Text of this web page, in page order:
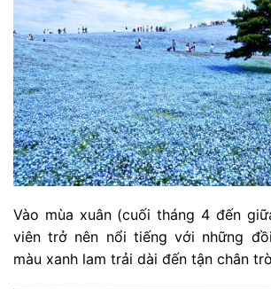
Vào mùa xuân (cuối tháng 4 đến
viên trở nên nổi tiếng với những
màu xanh lam trải dài đến tận chân